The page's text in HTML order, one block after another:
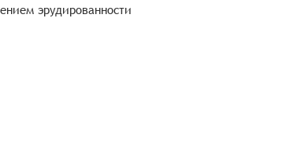
эрудированности